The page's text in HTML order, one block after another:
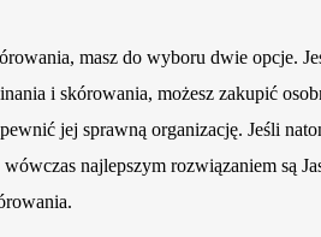
masz do wyboru dwie opcje.
i skórowania, możesz zakupić
jej sprawną organizację. Jeśli
najlepszym rozwiązaniem są